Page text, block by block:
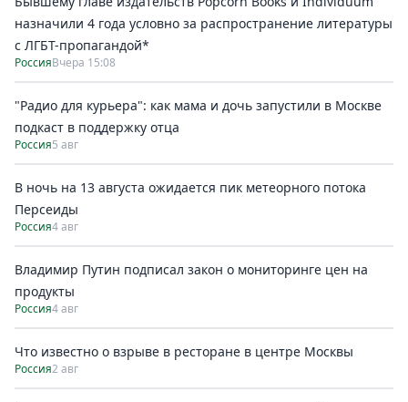
назначили 4 года условно за распространение литературы
с ЛГБТ-пропагандой*
РоссияВчера 15:08
"Радио для курьера": как мама и дочь запустили в Москве
подкаст в поддержку отца
Россия5 авг
В ночь на 13 августа ожидается пик метеорного потока
Персеиды
Россия4 авг
Владимир Путин подписал закон о мониторинге цен на
продукты
Россия4 авг
Что известно о взрыве в ресторане в центре Москвы
Россия2 авг